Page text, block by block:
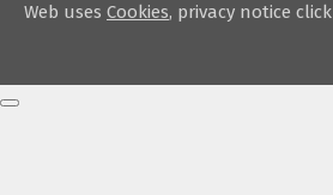
Web uses Cookies, privacy notice click